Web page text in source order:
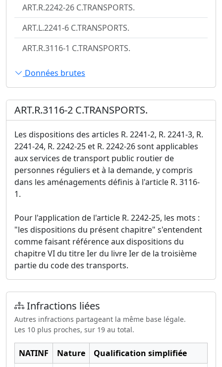
ART.R.2242-26 C.TRANSPORTS.
ART.L.2241-6 C.TRANSPORTS.
ART.R.3116-1 C.TRANSPORTS.
Données brutes
ART.R.3116-2 C.TRANSPORTS.
Les dispositions des articles R. 2241-2, R. 2241-3, R.
2241-24, R. 2242-25 et R. 2242-26 sont applicables
aux services de transport public routier de
personnes réguliers et à la demande, y compris
dans les aménagements définis à l'article R. 3116-
1.
Pour l'application de l'article R. 2242-25, les mots :
"les dispositions du présent chapitre" s'entendent
comme faisant référence aux dispositions du
chapitre VI du titre Ier du livre Ier de la troisième
partie du code des transports.
Infractions liées
Autres infractions partageant la même base légale.
Les 10 plus proches, sur 19 au total.
NATINF Nature
Qualification simplifiée